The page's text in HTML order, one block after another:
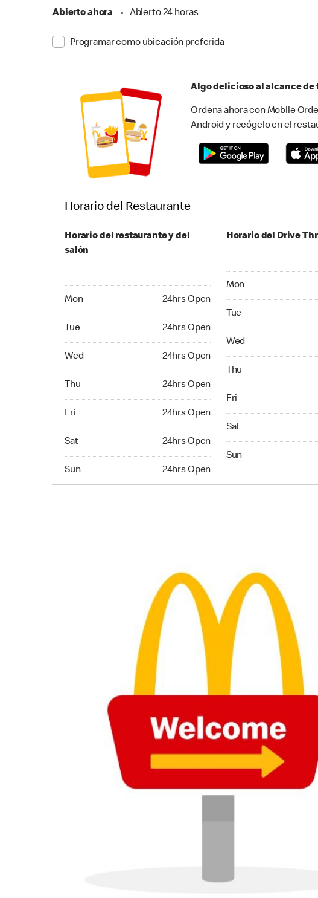
Abierto ahora • Abierto 24 horas
Programar como ubicación preferida
Algo delicioso al alcance de
Ordena ahora con Mobile
Android y recógelo en el
Horario del Restaurante
Horario del restaurante y del
salón
Mon 24hrs Open
Tue 24hrs Open
Wed 24hrs Open
Thu 24hrs Open
Fri 24hrs Open
Sat 24hrs Open
Sun 24hrs Open
Horario del Drive
Mon
Tue
Wed
Thu
Fri
Sat
Sun